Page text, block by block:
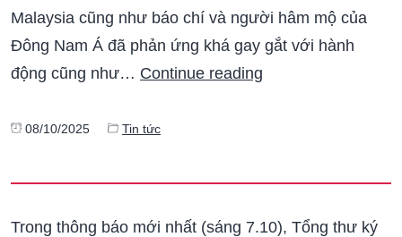
Malaysia cũng như báo chí và người hâm mộ của
Đông Nam Á đã phản ứng khá gay gắt với hành
động cũng như… Continue reading
08/10/2025 Tin tức
Trong thông báo mới nhất (sáng 7.10), Tổng thư ký